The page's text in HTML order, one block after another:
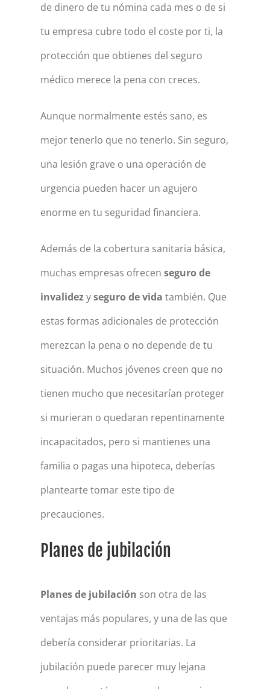
de dinero de tu nómina cada mes o de si
tu empresa cubre todo el coste por ti, la
protección que obtienes del seguro
médico merece la pena con creces.
Aunque normalmente estés sano, es
mejor tenerlo que no tenerlo. Sin seguro,
una lesión grave o una operación de
urgencia pueden hacer un agujero
enorme en tu seguridad financiera.
Además de la cobertura sanitaria básica,
muchas empresas ofrecen seguro de
invalidezyseguro de vida también. Que
estas formas adicionales de protección
merezcan la pena o no depende de tu
situación. Muchos jóvenes creen que no
tienen mucho que necesitarían proteger
si murieran o quedaran repentinamente
incapacitados, pero si mantienes una
familia o pagas una hipoteca, deberías
plantearte tomar este tipo de
precauciones.
Planes de jubilación
Planes de jubilación son otra de las
ventajas más populares, y una de las que
debería considerar prioritarias. La
jubilación puede parecer muy lejana